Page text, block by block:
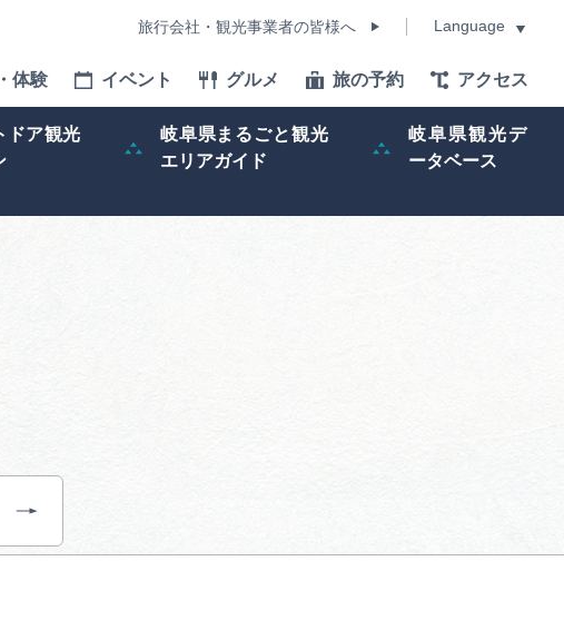
旅行会社・観光事業者の皆様へ Language
体験 イベント グルメ 旅の予約 アクセス
ドア観光
岐阜県まるごと観光
エリアガイド
岐阜県観光デ
ータベース
土産